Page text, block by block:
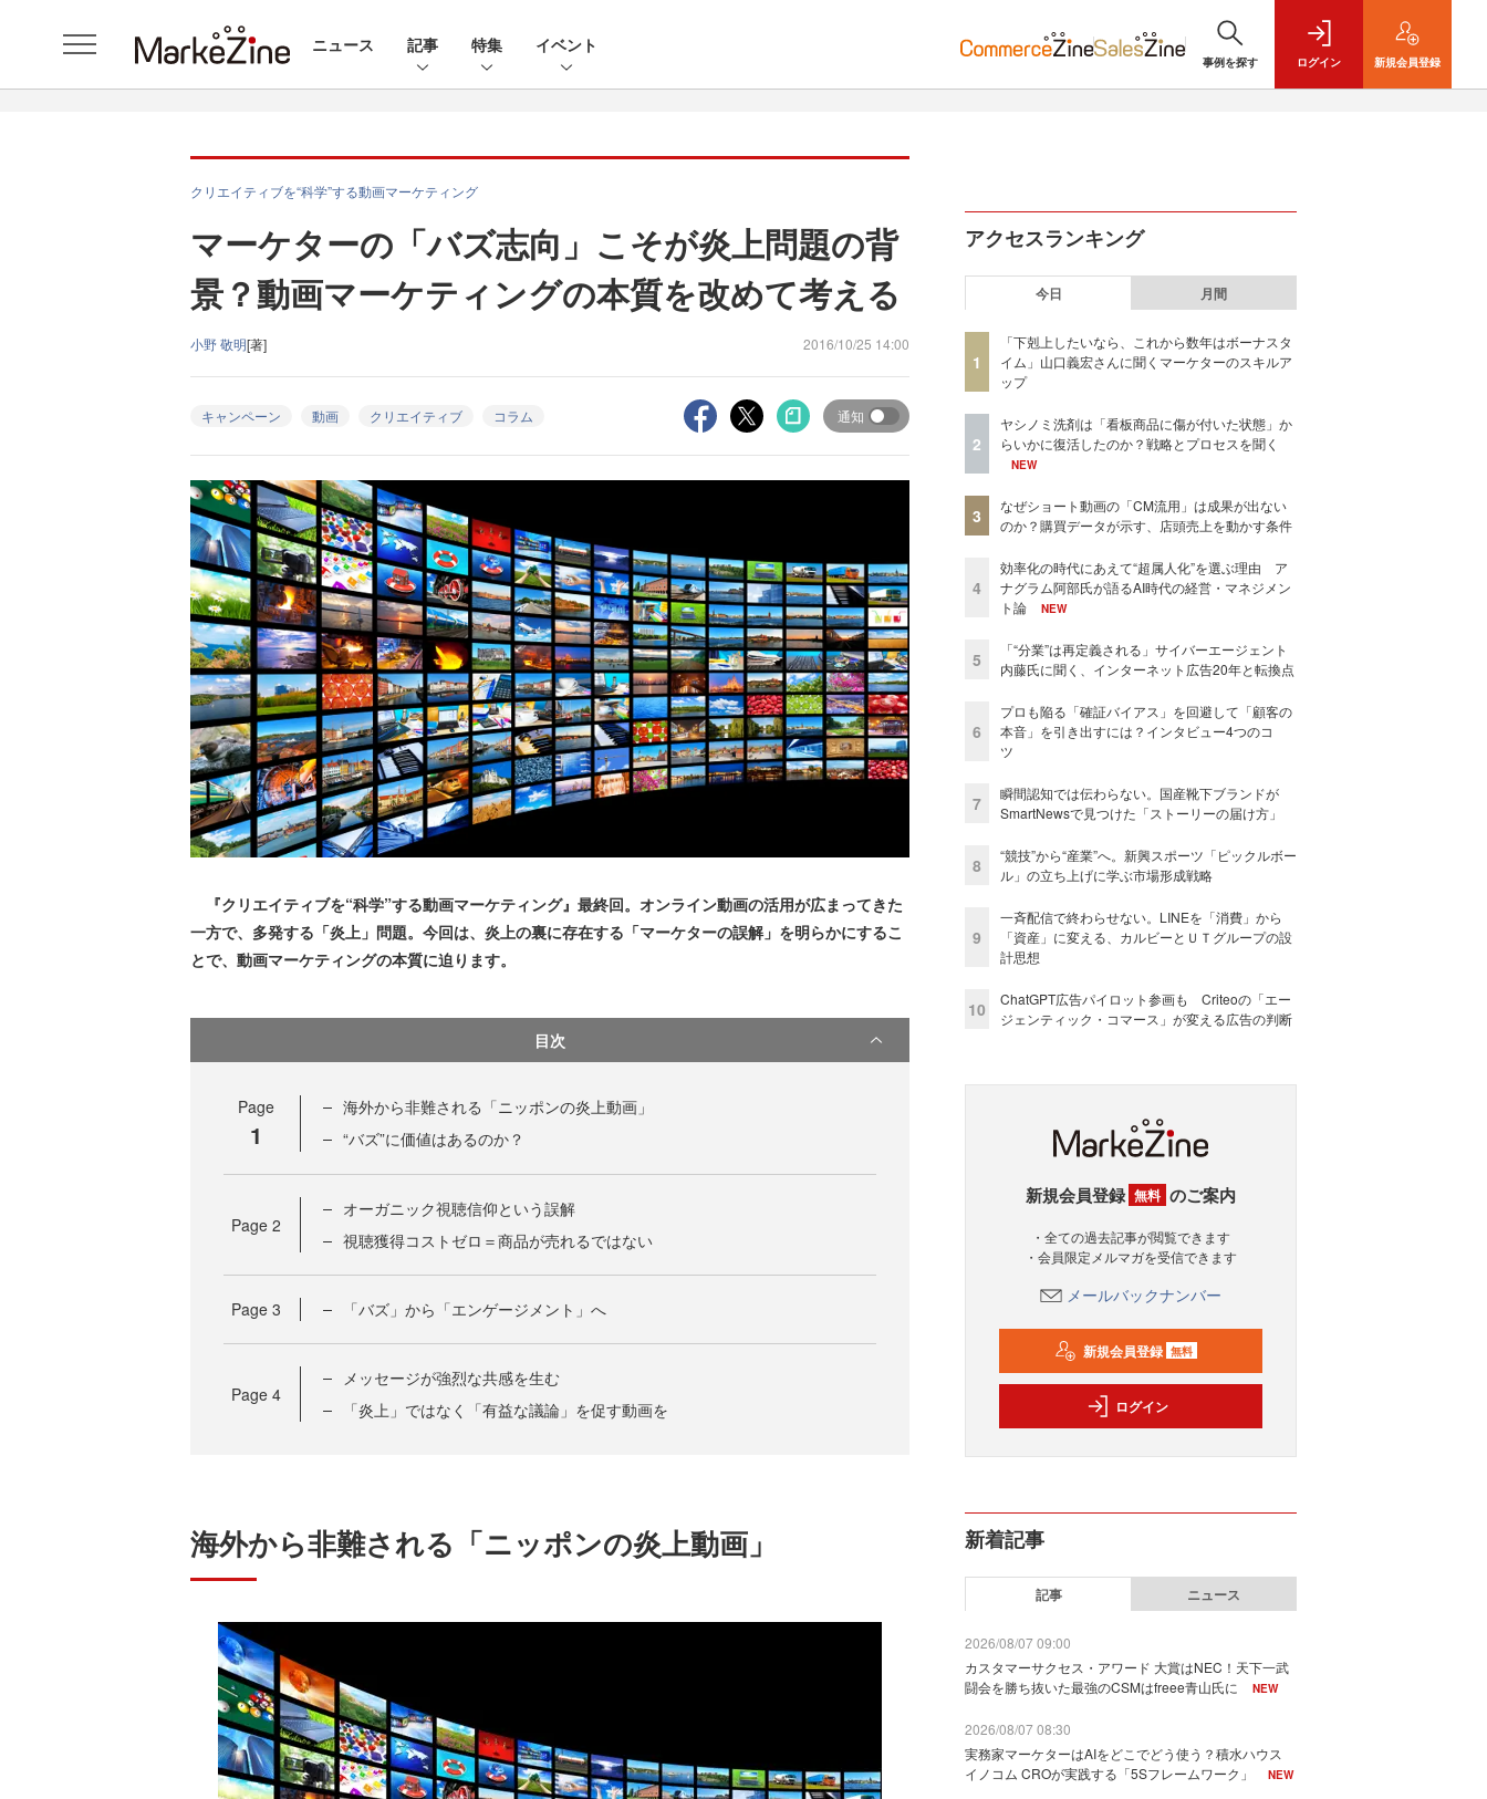
ニュース 記事 特集 イベント
事例を探す ログイン 新規会員登録
クリエイティブを“科学”する動画マーケティング
マーケターの「バズ志向」こそが炎上問題の背
景？動画マーケティングの本質を改めて考える
小野 敬明[著] 2016/10/25 14:00
キャンペーン 動画 クリエイティブ コラム 通知
『クリエイティブを“科学”する動画マーケティング』最終回。オンライン動画の活用が広まってきた
一方で、多発する「炎上」問題。今回は、炎上の裏に存在する「マーケターの誤解」を明らかにするこ
とで、動画マーケティングの本質に迫ります。
目次
Page
1
海外から非難される「ニッポンの炎上動画」
“バズ”に価値はあるのか？
Page 2
オーガニック視聴信仰という誤解
視聴獲得コストゼロ＝商品が売れるではない
Page 3 「バズ」から「エンゲージメント」へ
Page 4
メッセージが強烈な共感を生む
「炎上」ではなく「有益な議論」を促す動画を
海外から非難される「ニッポンの炎上動画」
アクセスランキング
今日 月間
1
「下剋上したいなら、これから数年はボーナスタ
イム」山口義宏さんに聞くマーケターのスキルア
ップ
2
ヤシノミ洗剤は「看板商品に傷が付いた状態」か
らいかに復活したのか？戦略とプロセスを聞く
NEW
3
なぜショート動画の「CM流用」は成果が出ない
のか？購買データが示す、店頭売上を動かす条件
4
効率化の時代にあえて“超属人化”を選ぶ理由 ア
ナグラム阿部氏が語るAI時代の経営・マネジメン
ト論
NEW
5
「“分業”は再定義される」サイバーエージェント
内藤氏に聞く、インターネット広告20年と転換点
6
プロも陥る「確証バイアス」を回避して「顧客の
本音」を引き出すには？インタビュー4つのコ
ツ
7
瞬間認知では伝わらない。国産靴下ブランドが
SmartNewsで見つけた「ストーリーの届け方」
8
“競技”から“産業”へ。新興スポーツ「ピックルボー
ル」の立ち上げに学ぶ市場形成戦略
9
一斉配信で終わらせない。LINEを「消費」から
「資産」に変える、カルビーとＵＴグループの設
計思想
10
ChatGPT広告パイロット参画も Criteoの「エー
ジェンティック・コマース」が変える広告の判断
新規会員登録 無料 のご案内
・全ての過去記事が閲覧できます
・会員限定メルマガを受信できます
メールバックナンバー
新規会員登録 無料
ログイン
新着記事
記事 ニュース
2026/08/07 09:00
カスタマーサクセス・アワード 大賞はNEC！天下一武
闘会を勝ち抜いた最強のCSMはfreee青山氏に
NEW
2026/08/07 08:30
実務家マーケターはAIをどこでどう使う？積水ハウス
イノコム CROが実践する「5Sフレームワーク」
NEW